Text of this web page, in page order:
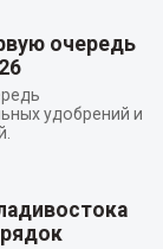
очередь
удобрений и